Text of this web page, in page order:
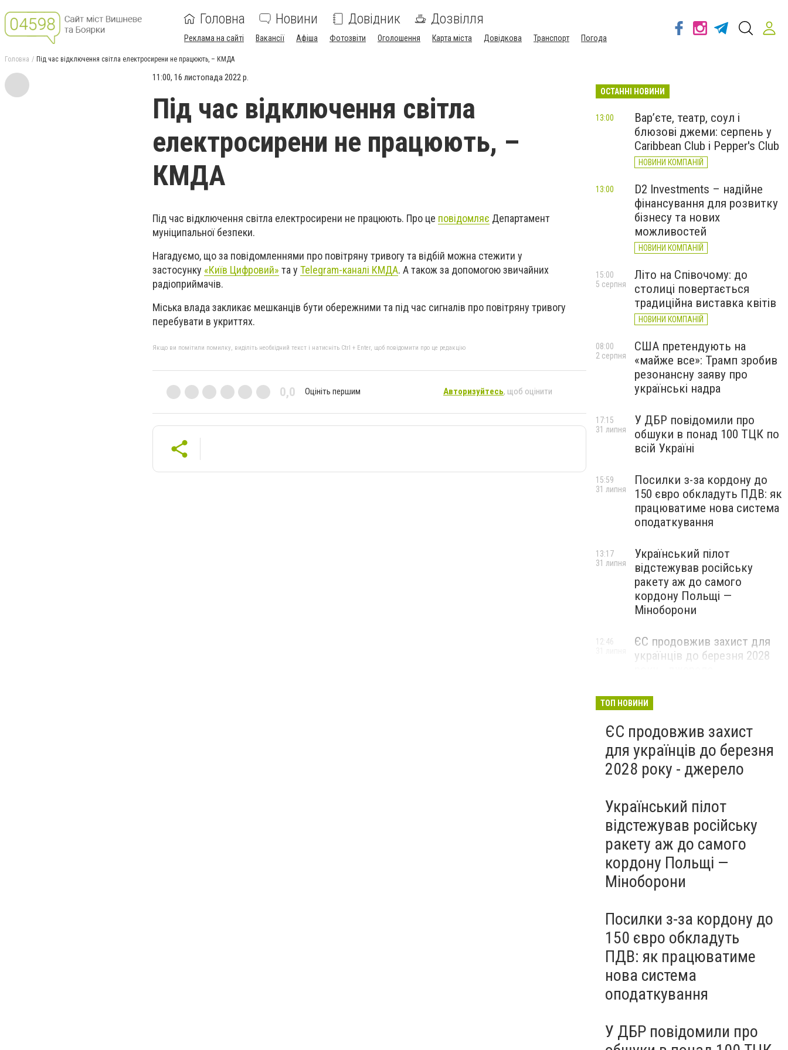
Головна Новини Довідник Дозвілля
Реклама на сайті Вакансії Афіша Фотозвіти Оголошення Карта міста Довідкова Транспорт Погода
Головна Під час відключення світла електросирени не працюють, – КМДА
11:00, 16 листопада 2022 р.
Під час відключення світла
електросирени не працюють, –
КМДА
Під час відключення світла електросирени не працюють. Про це повідомляє Департамент
муніципальної безпеки.
Нагадуємо, що за повідомленнями про повітряну тривогу та відбій можна стежити у
застосунку «Київ Цифровий» та у Telegram-каналі КМДА. А також за допомогою звичайних
радіоприймачів.
Міська влада закликає мешканців бути обережними та під час сигналів про повітряну тривогу
перебувати в укриттях.
Якщо ви помітили помилку, виділіть необхідний текст і натисніть Ctrl + Enter, щоб повідомити про це редакцію
0,0 Оцініть першим Авторизуйтесь, щоб оцінити
ОСТАННІ НОВИНИ
Вар’єте, театр, соул і
блюзові джеми: серпень у
Caribbean Club і Pepper's Club
НОВИНИ КОМПАНІЙ
13:00
D2 Investments – надійне
фінансування для розвитку
бізнесу та нових
можливостей
НОВИНИ КОМПАНІЙ
13:00
Літо на Співочому: до
столиці повертається
традиційна виставка квітів
НОВИНИ КОМПАНІЙ
15:00
5 серпня
США претендують на
«майже все»: Трамп зробив
резонансну заяву про
українські надра
08:00
2 серпня
У ДБР повідомили про
обшуки в понад 100 ТЦК по
всій Україні
17:15
31 липня
Посилки з-за кордону до
150 євро обкладуть ПДВ: як
працюватиме нова система
оподаткування
15:59
31 липня
Український пілот
відстежував російську
ракету аж до самого
кордону Польщі —
Міноборони
13:17
31 липня
ЄС продовжив захист для
українців до березня 2028
12:46
ТОП НОВИНИ
ЄС продовжив захист
для українців до березня
2028 року - джерело
Український пілот
відстежував російську
ракету аж до самого
кордону Польщі —
Міноборони
Посилки з-за кордону до
150 євро обкладуть
ПДВ: як працюватиме
нова система
оподаткування
У ДБР повідомили про